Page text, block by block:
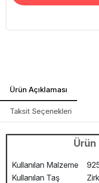
Ürün Açıklaması
Taksit Seçenekleri
Ürün
Kullanılan Malzeme
Kullanılan Taş